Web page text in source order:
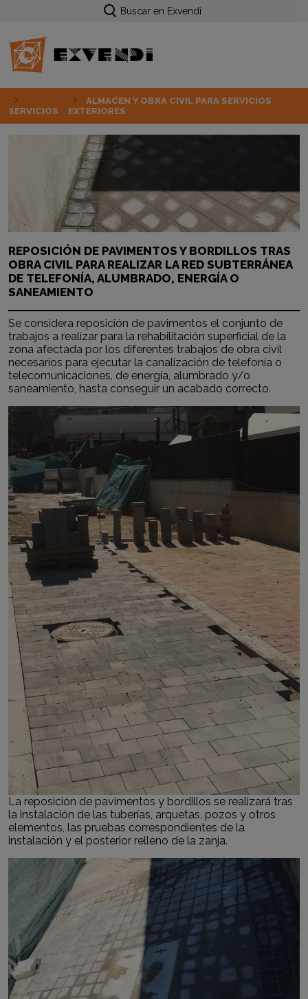
Buscar en Exvendi
SERVICIOS
ALMACEN Y OBRA CIVIL PARA SERVICIOS
EXTERIORES
REPOSICIÓN DE PAVIMENTOS Y BORDILLOS TRAS
OBRA CIVIL PARA REALIZAR LA RED SUBTERRÁNEA
DE TELEFONÍA, ALUMBRADO, ENERGÍA O
SANEAMIENTO
Se considera reposición de pavimentos el conjunto de
trabajos a realizar para la rehabilitación superficial de la
zona afectada por los diferentes trabajos de obra civil
necesarios para ejecutar la canalización de telefonía o
telecomunicaciones, de energía, alumbrado y/o
saneamiento, hasta conseguir un acabado correcto.
La reposición de pavimentos y bordillos se realizará tras
la instalación de las tuberías, arquetas, pozos y otros
elementos, las pruebas correspondientes de la
instalación y el posterior relleno de la zanja.